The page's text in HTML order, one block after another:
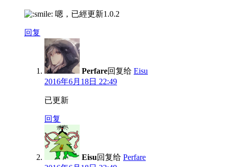
嗯，已經更新1.0.2
回复
Perfare回复给 Eisu
2016年6月18日 22:49
已更新
回复
Eisu回复给 Perfare